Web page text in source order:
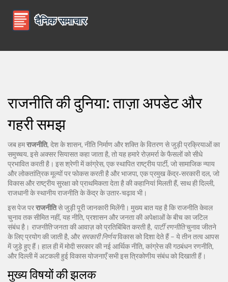
राजनीति की दुनिया: ताज़ा अपडेट और
गहरी समझ
जब हमराजनीति, देश के शासन, नीति निर्माण और शक्ति के वितरण से जुड़ी प्रक्रियाओं का
समुच्चय. इसे अक्सरसियासतकहा जाता है, तो यह हमारे रोज़मर्रा के फैसलों को सीधे
प्रभावित करती है। इस श्रेणी मेंकांग्रेस, एक स्थापित राष्ट्रीय पार्टी, जो सामाजिक न्याय
और लोकतांत्रिक मूल्यों पर फोकस करती हैऔरभाजपा, एक प्रमुख केंद्र‑सरकारी दल, जो
विकास और राष्ट्रीय सुरक्षा को प्राथमिकता देता हैकी कहानियां मिलती हैं, साथ हीदिल्ली,
राजधानी के स्थानीय राजनीति के केंद्रके उतार‑चढ़ाव भी।
इस पेज परराजनीतिसे जुड़ी पूरी जानकारी मिलेंगी। मुख्य बात यह है कि राजनीति केवल
चुनाव तक सीमित नहीं, यह नीति, प्रशासन और जनता की अपेक्षाओं के बीच का जटिल
संबंध है। राजनीतिजनता की आवाज़ को प्रतिबिंबित करती है, पार्टी रणनीतिचुनाव जीतने
के लिए प्रयोग की जाती है, और सरकारी निर्णयविकास को दिशा देते हैं – ये तीन तत्व आपस
में जुड़े हुए हैं। हाल ही में मोदी सरकार की नई आर्थिक नीति, कांग्रेस की गठबंधन रणनीति,
और दिल्ली में अटकली हुई विकास योजनाएँ सभी इस त्रिकोणीय संबंध को दिखाती हैं।
मुख्य विषयों की झलक